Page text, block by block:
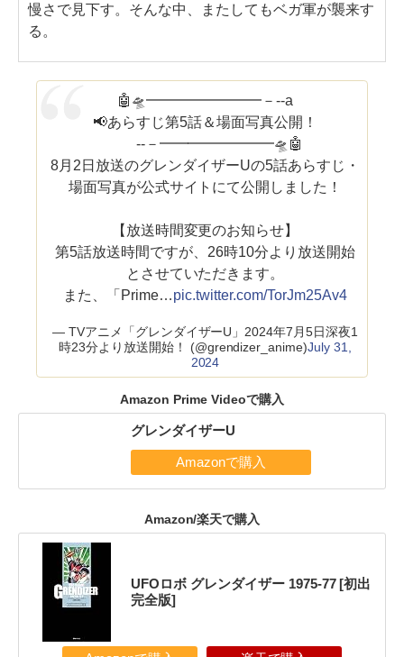
慢さで見下す。そんな中、またしてもベガ軍が襲来す
る。
🤖🛸━━━━━━━━－‐‐a
📢あらすじ第5話＆場面写真公開！
‐‐－━━━━━━━━🛸🤖
8月2日放送のグレンダイザーUの5話あらすじ・
場面写真が公式サイトにて公開しました！
【放送時間変更のお知らせ】
第5話放送時間ですが、26時10分より放送開始
とさせていただきます。
また、「Prime…pic.twitter.com/TorJm25Av4
— TVアニメ「グレンダイザーU」2024年7月5日深夜1
時23分より放送開始！ (@grendizer_anime)July 31,
2024
Amazon Prime Videoで購入
グレンダイザーU
Amazon/楽天で購入
UFOロボ グレンダイザー 1975-77 [初出
完全版]